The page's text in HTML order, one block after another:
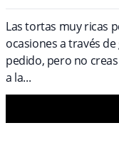
Las tortas muy ricas
ocasiones a través
pedido, pero no
a la...